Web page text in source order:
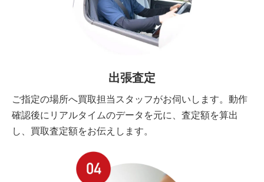
出張査定
ご指定の場所へ買取担当スタッフがお伺いします。動作
確認後にリアルタイムのデータを元に、査定額を算出
し、買取査定額をお伝えします。